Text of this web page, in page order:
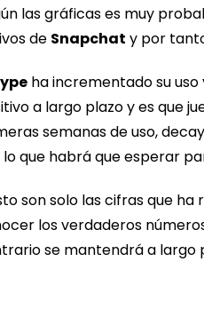
las gráficas es muy
de Snapchat y por
ha incrementado su
a largo plazo y es que
semanas de uso,
que habrá que esperar
son solo las cifras que
los verdaderos
se mantendrá a largo